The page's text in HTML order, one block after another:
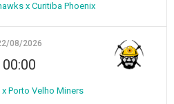
x Curitiba Phoenix
08/2026
00:00
x Porto Velho Miners